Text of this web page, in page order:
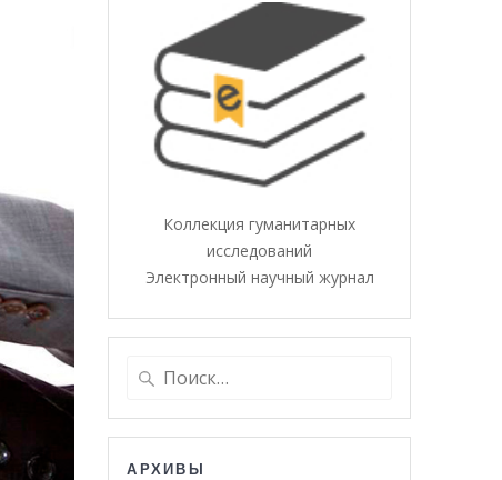
Коллекция гуманитарных
исследований
Электронный научный журнал
Найти:
АРХИВЫ